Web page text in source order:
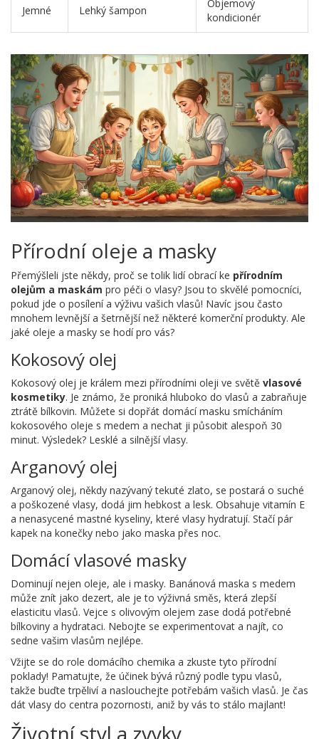
Jemné Lehký šampon
Objemový
kondicionér
Přírodní oleje a masky
Přemýšleli jste někdy, proč se tolik lidí obrací ke přírodním
olejům a maskám pro péči o vlasy? Jsou to skvělé pomocníci,
pokud jde o posílení a výživu vašich vlasů! Navíc jsou často
mnohem levnější a šetrnější než některé komerční produkty. Ale
jaké oleje a masky se hodí pro vás?
Kokosový olej
Kokosový olej je králem mezi přírodními oleji ve světě vlasové
kosmetiky. Je známo, že proniká hluboko do vlasů a zabraňuje
ztrátě bílkovin. Můžete si dopřát domácí masku smícháním
kokosového oleje s medem a nechat ji působit alespoň 30
minut. Výsledek? Lesklé a silnější vlasy.
Arganový olej
Arganový olej, někdy nazývaný tekuté zlato, se postará o suché
a poškozené vlasy, dodá jim hebkost a lesk. Obsahuje vitamín E
a nenasycené mastné kyseliny, které vlasy hydratují. Stačí pár
kapek na konečky nebo jako maska přes noc.
Domácí vlasové masky
Dominují nejen oleje, ale i masky. Banánová maska s medem
může znít jako dezert, ale je to výživná směs, která zlepší
elasticitu vlasů. Vejce s olivovým olejem zase dodá potřebné
bílkoviny a hydrataci. Nebojte se experimentovat a najít, co
sedne vašim vlasům nejlépe.
Vžijte se do role domácího chemika a zkuste tyto přírodní
poklady! Pamatujte, že účinek bývá různý podle typu vlasů,
takže buďte trpěliví a naslouchejte potřebám vašich vlasů. Je čas
dát vlasy do centra pozornosti, aniž by vás to stálo majlant!
Životní styl a zvyky